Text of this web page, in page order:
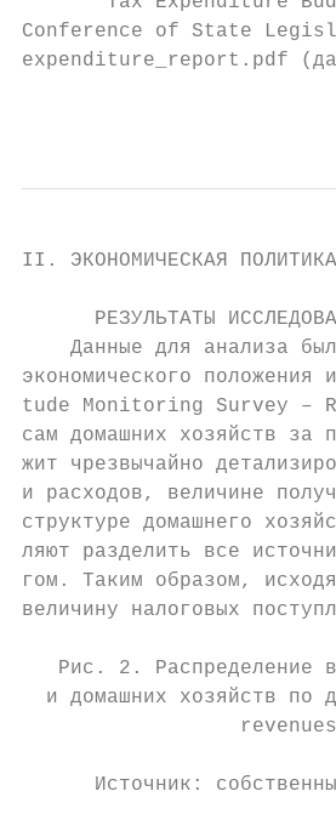
Conference of State
expenditure_report.pdf
II. ЭКОНОМИЧЕСКАЯ
РЕЗУЛЬТАТЫ
Данные для анализа
экономического
tude Monitoring Survey –
сам домашних хозяйств за
жит чрезвычайно
и расходов, величине
структуре домашнего
ляют разделить все
гом. Таким образом,
величину налоговых
Рис. 2. Распределение
и домашних хозяйств по
Источник: